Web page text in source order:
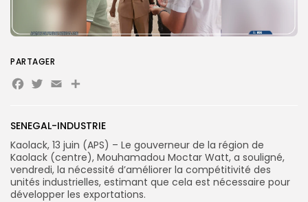
for:
Button
FR
SENEGAL-INDUSTRIE
Kaolack, 13 juin (APS) – Le gouverneur de la région de
Kaolack (centre), Mouhamadou Moctar Watt, a souligné,
vendredi, la nécessité d’améliorer la compétitivité des
unités industrielles, estimant que cela est nécessaire pour
développer les exportations.
PARTAGER
Facebook
Twitter
Email